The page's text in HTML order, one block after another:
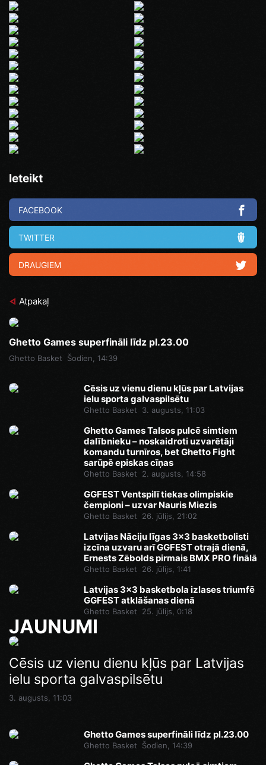
Ieteikt
FACEBOOK
TWITTER
DRAUGIEM
Atpakaļ
Ghetto Games superfināli līdz pl.23.00
Ghetto Basket Šodien, 14:39
Cēsis uz vienu dienu kļūs par Latvijas
ielu sporta galvaspilsētu
Ghetto Basket 3. augusts, 11:03
Ghetto Games Talsos pulcē simtiem
dalībnieku – noskaidroti uzvarētāji
komandu turnīros, bet Ghetto Fight
sarūpē episkas cīņas
Ghetto Basket 2. augusts, 14:58
GGFEST Ventspilī tiekas olimpiskie
čempioni – uzvar Nauris Miezis
Ghetto Basket 26. jūlijs, 21:02
Latvijas Nāciju līgas 3x3 basketbolisti
izcīna uzvaru arī GGFEST otrajā dienā,
Ernests Zēbolds pirmais BMX PRO finālā
Ghetto Basket 26. jūlijs, 1:41
Latvijas 3x3 basketbola izlases triumfē
GGFEST atklāšanas dienā
Ghetto Basket 25. jūlijs, 0:18
JAUNUMI
Ghetto Games superfināli līdz pl.23.00
Šodien, 14:46
Cēsis uz vienu dienu kļūs par Latvijas
ielu sporta galvaspilsētu
3. augusts, 11:03
Pēdējā iespēja pirms Superfināla:
Ghetto Football pie “AKROPOLE Rīga”
izspēlēs dubultos punktus
Ghetto Games superfināli līdz pl.23.00
Ghetto Basket Šodien, 14:39